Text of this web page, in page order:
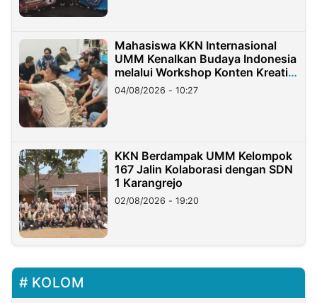
Mahasiswa KKN Internasional
UMM Kenalkan Budaya Indonesia
melalui Workshop Konten Kreatif
di Taiwan
04/08/2026 - 10:27
KKN Berdampak UMM Kelompok
167 Jalin Kolaborasi dengan SDN
1 Karangrejo
02/08/2026 - 19:20
KOLOM